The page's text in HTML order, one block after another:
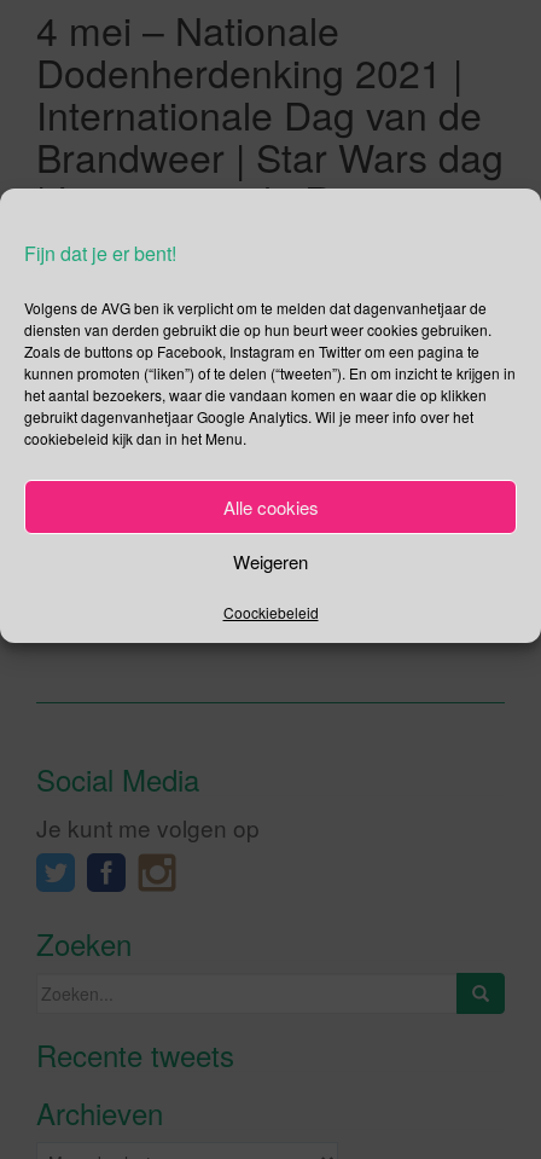
Fijn dat je er bent!
Volgens de AVG ben ik verplicht om te melden dat dagenvanhetjaar de
diensten van derden gebruikt die op hun beurt weer cookies gebruiken.
Zoals de buttons op Facebook, Instagram en Twitter om een pagina te
kunnen promoten (“liken”) of te delen (“tweeten”). En om inzicht te krijgen in
het aantal bezoekers, waar die vandaan komen en waar die op klikken
gebruikt dagenvanhetjaar Google Analytics. Wil je meer info over het
cookiebeleid kijk dan in het Menu.
Alle cookies
Weigeren
Coockiebeleid
4 mei – Nationale
Dodenherdenking 2021 |
Internationale Dag van de
Brandweer | Star Wars dag
| Internationale Respecteer
Kippen dag | VN Dag
Tegen Pesten
04/05/2021 Gina Makken Mei
Nationale Dodenherdenking 2021 Net zoals vorig jaar mag er
dit jaar geen publiek aanwezig zijn bij de Nationale
Dodenherdenking 2021 op de Dam. Bij de herdenking
mogen alleen genodigden aanwezig zijn. Gelukkig wordt het
herdenkingsprogramma in De Nieuwe Kerk en de ceremonie
op de Dam wel rechtstreeks uitgezonden op NPO1. De
Gemeentelijke Herdenking op de […]
Social Media
Je kunt me volgen op
Zoeken
Zoeken
Recente tweetsKlik om marketing cookies te
Archieven
Archieven